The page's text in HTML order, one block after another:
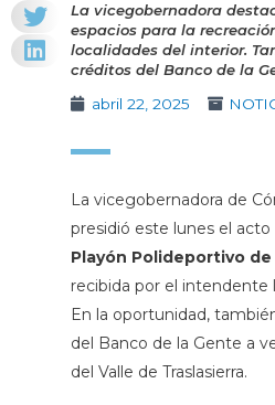
La vicegobernadora
espacios para la
localidades del interior.
créditos del Banco de la
abril 22, 2025
La vicegobernadora de
presidió este lunes el
Playón Polideportivo de
recibida por el intendente
En la oportunidad,
del Banco de la Gente a
del Valle de Traslasierra.